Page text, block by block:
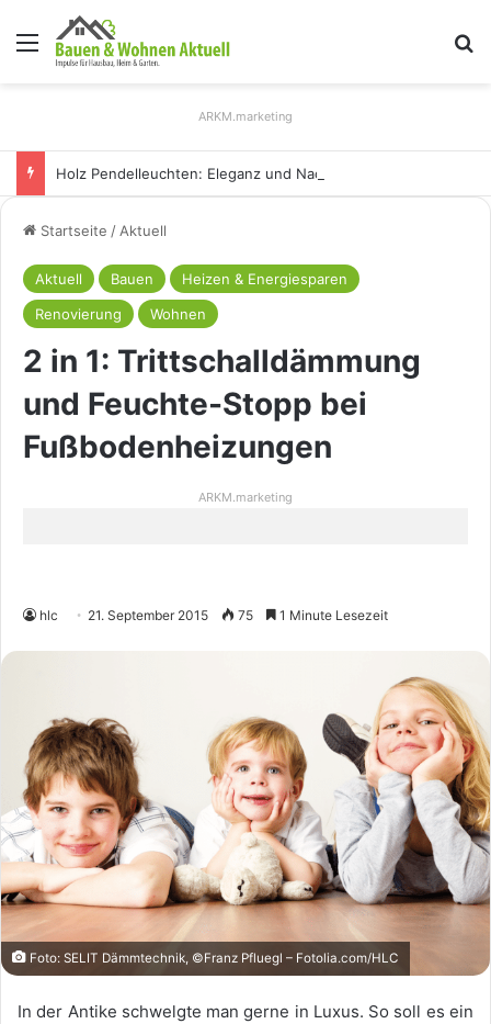
Menü
ARKM.marketing
Startseite / Aktuell
Aktuell Bauen
Heizen & Energiesparen
Renovierung
Wohnen
2 in 1: Trittschalldämmung
und Feuchte-Stopp bei
Fußbodenheizungen
ARKM.marketing
hlc 21. September 2015 75 1 Minute Lesezeit
Foto: SELIT Dämmtechnik, ©Franz Pfluegl – Fotolia.com/HLC
In der Antike schwelgte man gerne in Luxus. So soll es ein